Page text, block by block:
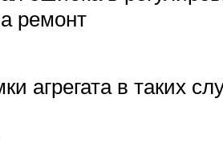
ремонт
агрегата в таких